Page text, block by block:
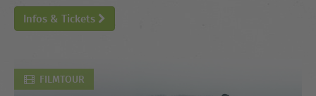
Infos & Tickets
FILMTOUR